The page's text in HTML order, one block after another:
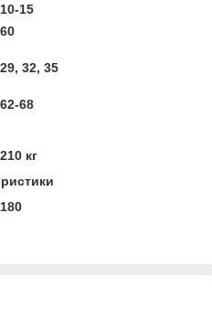
10-15
60
29, 32, 35
62-68
210 кг
180